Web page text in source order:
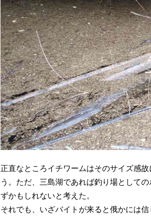
正直なところイチワームはそのサイズ感
う。ただ、三島湖であれば釣り場として
ずかもしれないと考えた。
それでも、いざバイトが来ると俄かには